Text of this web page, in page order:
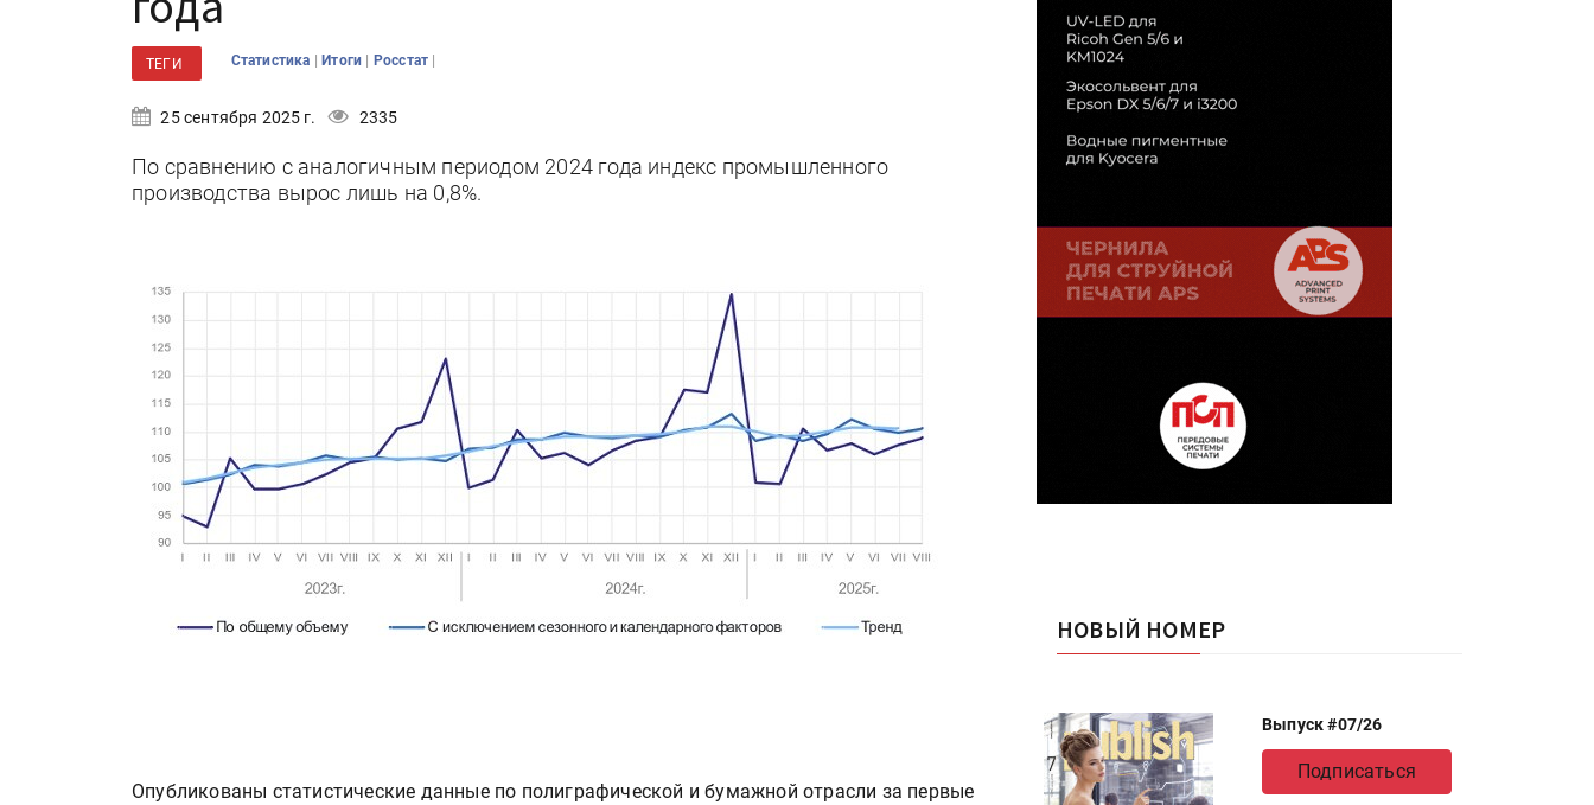
ТЕГИ Статистика |Итоги | Росстат |
25 сентября 2025 г. 2335
По сравнению с аналогичным периодом 2024 года индекс промышленного
производства вырос лишь на 0,8%.
Опубликованы статистические данные по полиграфической и бумажной отрасли за первые
НОВЫЙ НОМЕР
Выпуск #07/26
Подписаться